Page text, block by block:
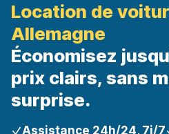
Location de
Allemagne
Économisez
prix clairs, sans
surprise.
Assistance 24h/24, 7j/7